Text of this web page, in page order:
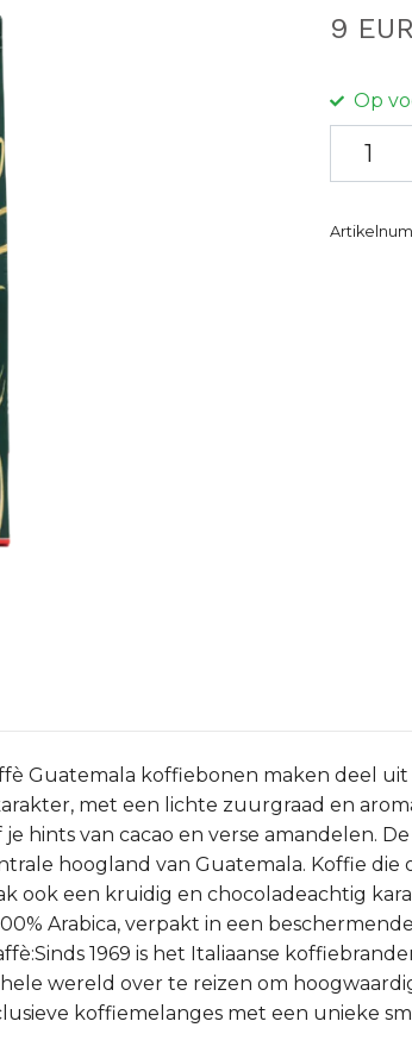
9 EUR
Op
Guatemala koffiebonen maken deel uit
met een lichte zuurgraad en
hints van cacao en verse amandelen.
hoogland van Guatemala. Koffie die
ook een kruidig en chocoladeachtig
Arabica, verpakt in een
1969 is het Italiaanse
wereld over te reizen om
koffiemelanges met een unieke